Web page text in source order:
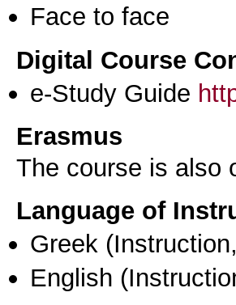
Face to face
Digital Course
e-Study Guide
Erasmus
The course is also
Language of
Greek
English